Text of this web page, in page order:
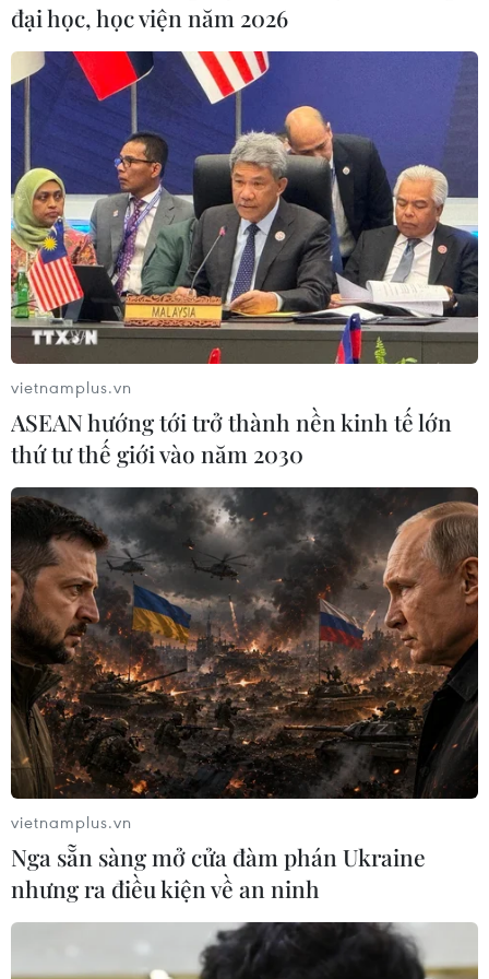
phán về vấn đề di cư./.
#Cuba
#Bộ Ngoại giao Mỹ
#cuộc chiến chống tội phạm có tổ chức
#buôn bán người
#tội phạm xuyên quốc gia
Cuba
Theo dõi VietnamPlus
TIN LIÊN QUAN
đại học, học viện năm 2026
vietnamplus.vn
ASEAN hướng tới trở thành nền kinh tế lớn
thứ tư thế giới vào năm 2030
vietnamplus.vn
Nga sẵn sàng mở cửa đàm phán Ukraine
nhưng ra điều kiện về an ninh